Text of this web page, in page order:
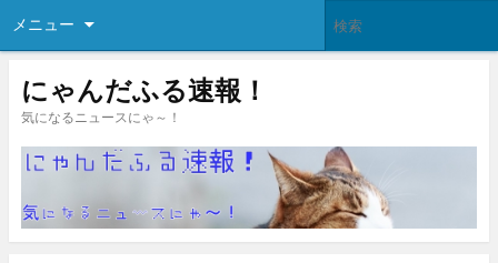
メニュー
にゃんだふる速報！
気になるニュースにゃ～！